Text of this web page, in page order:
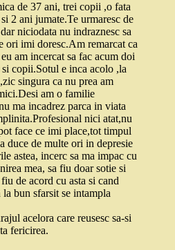
de 37 ani, trei copii ,o fata
2 ani jumate.Te urmaresc de
niciodata nu indraznesc sa
ori imi doresc.Am remarcat ca
am incercat sa fac acum doi
copii.Sotul e inca acolo ,la
singura ca nu prea am
am o familie
ma incadrez parca in viata
nici atat,nu
face ce imi place,tot timpul
duce de multe ori in depresie
astea, incerc sa ma impac cu
mea, sa fiu doar sotie si
de acord cu asta si cand
bun sfarsit se intampla
acelora care reusesc sa-si
fericirea.